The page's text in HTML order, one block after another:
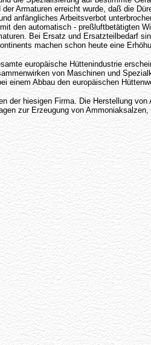
Armaturen erreicht wurde, daß die
anfängliches Arbeitsverbot
den automatisch - preßluftbetätigten
Bei Ersatz und Ersatzteilbedarf
machen schon heute eine
europäische Hüttenindustrie
von Maschinen und
einem Abbau den europäischen
der hiesigen Firma. Die Herstellung
zur Erzeugung von